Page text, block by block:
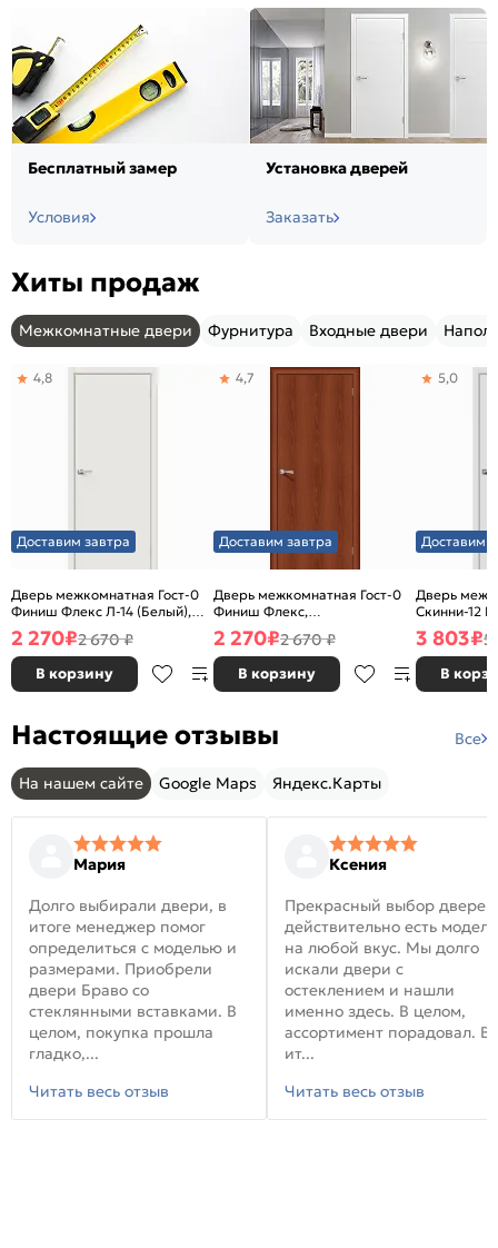
Бесплатный замер
Условия
Установка дверей
Заказать
Хиты продаж
Межкомнатные двери Фурнитура Входные двери
Доставим завтра
Дверь межкомнатная Гост-0
Финиш Флекс Л-14 (Белый),
глухая, каркасно-щитовая
4,8
2 270₽2 670 ₽
В корзину
Доставим завтра
Дверь межкомнатная Гост-0
Финиш Флекс,
Ламинированные Л-11
(ИталОрех), глухая, каркасно-
щитовая
4,7
2 270₽2 670 ₽
В корзину
Доставим
Дверь
Скинни-12
глухая,
5,0
3 803₽5
В
Настоящие отзывы Все
На нашем сайте Google Maps Яндекс.Карты
Мария
Долго выбирали двери, в
итоге менеджер помог
определиться с моделью и
размерами. Приобрели
двери Браво со
стеклянными вставками. В
целом, покупка прошла
гладко,...
Читать весь отзыв
Ксения
Прекрасный выбор
действительно есть модели
на любой вкус. Мы долго
искали двери с
остеклением и нашли
именно здесь. В целом,
ассортимент порадовал. В
ит...
Читать весь отзыв